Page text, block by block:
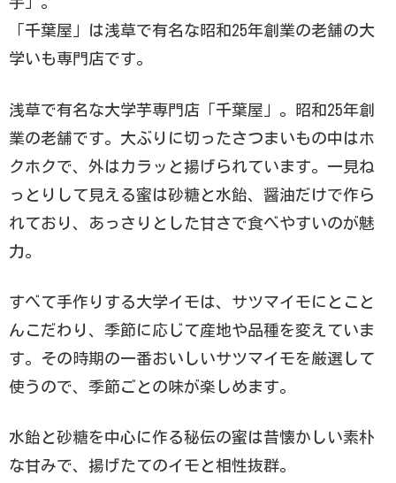
「千葉屋」は浅草で有名な昭和25年創業の老舗の大
学いも専門店です。
浅草で有名な大学芋専門店「千葉屋」。昭和25年創
業の老舗です。大ぶりに切ったさつまいもの中はホ
クホクで、外はカラッと揚げられています。一見ね
っとりして見える蜜は砂糖と水飴、醤油だけで作ら
れており、あっさりとした甘さで食べやすいのが魅
力。
すべて手作りする大学イモは、サツマイモにとこと
んこだわり、季節に応じて産地や品種を変えていま
す。その時期の一番おいしいサツマイモを厳選して
使うので、季節ごとの味が楽しめます。
水飴と砂糖を中心に作る秘伝の蜜は昔懐かしい素朴
な甘みで、揚げたてのイモと相性抜群。